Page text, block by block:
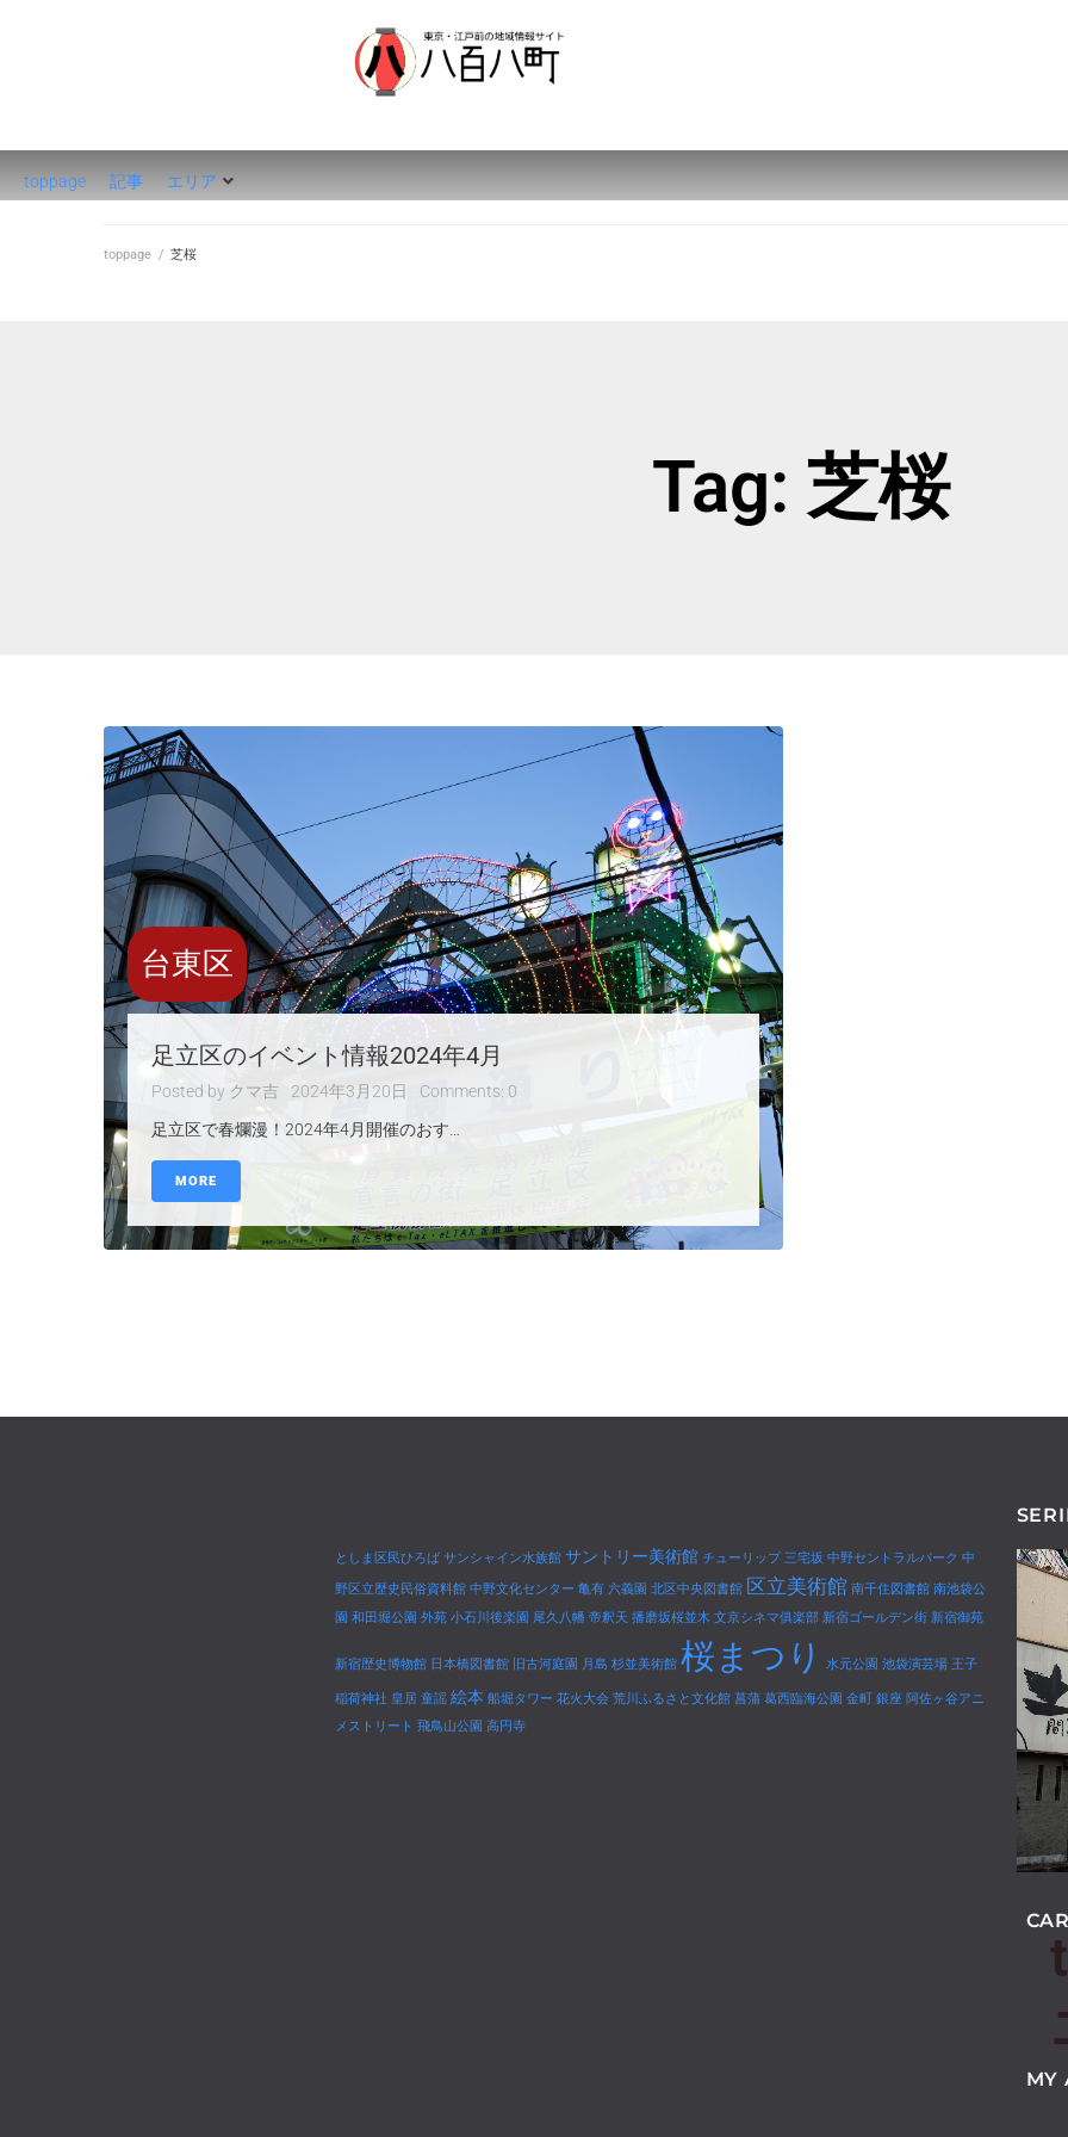
toppage 記事 エリア
toppage / 芝桜
Tag: 芝桜
台東区
足立区のイベント情報2024年4月
Posted by クマ吉 2024年3月20日 Comments: 0
足立区で春爛漫！2024年4月開催のおす…
MORE
としま区民ひろば サンシャイン水族館 サントリー美術館 チューリップ 三宅坂 中野セントラルパーク 中
野区立歴史民俗資料館 中野文化センター 亀有 六義園 北区中央図書館 区立美術館 南千住図書館 南池袋公
園 和田堀公園 外苑 小石川後楽園 尾久八幡 帝釈天 播磨坂桜並木 文京シネマ俱楽部 新宿ゴールデン街 新宿御苑
新宿歴史博物館 日本橋図書館 旧古河庭園 月島 杉並美術館 桜まつり 水元公園 池袋演芸場 王子
稲荷神社 皇居 童謡 絵本 船堀タワー 花火大会 荒川ふるさと文化館 菖蒲 葛西臨海公園 金町 銀座 阿佐ヶ谷アニ
メストリート 飛鳥山公園 高円寺
MY